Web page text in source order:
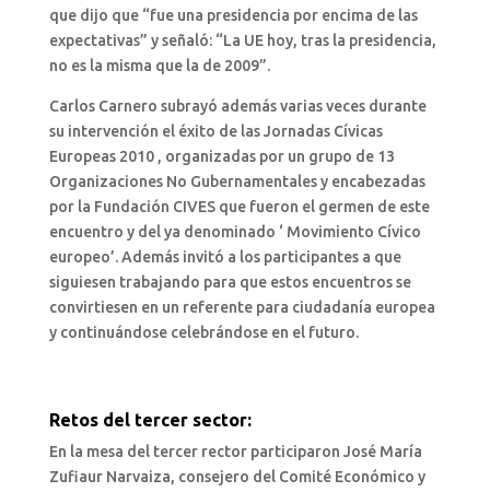
que dijo que “fue una presidencia por encima de las
expectativas” y señaló: “La UE hoy, tras la presidencia,
no es la misma que la de 2009”.
Carlos Carnero subrayó además varias veces durante
su intervención el éxito de las Jornadas Cívicas
Europeas 2010 , organizadas por un grupo de 13
Organizaciones No Gubernamentales y encabezadas
por la Fundación CIVES que fueron el germen de este
encuentro y del ya denominado ‘ Movimiento Cívico
europeo’. Además invitó a los participantes a que
siguiesen trabajando para que estos encuentros se
convirtiesen en un referente para ciudadanía europea
y continuándose celebrándose en el futuro.
Retos del tercer sector:
En la mesa del tercer rector participaron José María
Zufiaur Narvaiza, consejero del Comité Económico y